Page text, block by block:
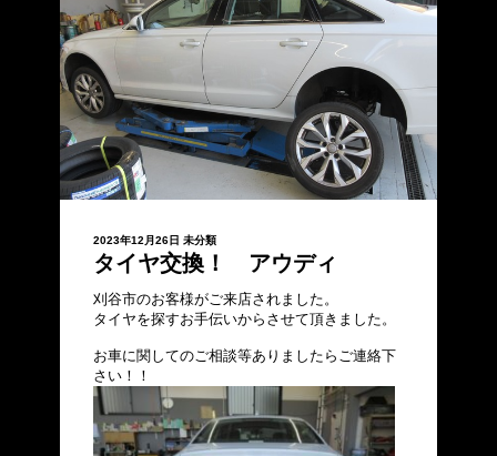
2023年12月26日 未分類
タイヤ交換！ アウディ
刈谷市のお客様がご来店されました。
タイヤを探すお手伝いからさせて頂きました。
お車に関してのご相談等ありましたらご連絡下
さい！！